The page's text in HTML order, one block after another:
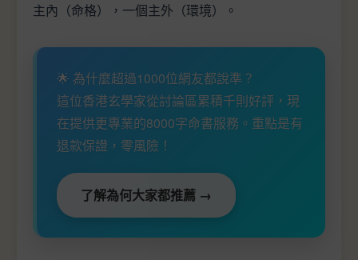
主內（命格），一個主外（環境）。
🌟 為什麼超過1000位網友都說準？
這位香港玄學家從討論區累積千則好評，現
在提供更專業的8000字命書服務。重點是有
退款保證，零風險！
了解為何大家都推薦 →